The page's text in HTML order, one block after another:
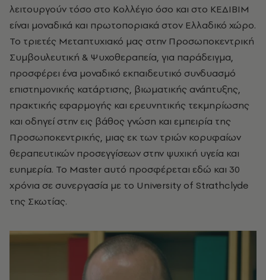
λειτουργούν τόσο στο Κολλέγιο όσο και στο ΚΕΔΙΒΙΜ
είναι μοναδικά και πρωτοποριακά στον Ελλαδικό χώρο.
Το τριετές Μεταπτυχιακό μας στην Προσωποκεντρική
Συμβουλευτική & Ψυχοθεραπεία, για παράδειγμα,
προσφέρει ένα μοναδικό εκπαιδευτικό συνδυασμό
επιστημονικής κατάρτισης, βιωματικής ανάπτυξης,
πρακτικής εφαρμογής και ερευνητικής τεκμηρίωσης
και οδηγεί στην εις βάθος γνώση και εμπειρία της
Προσωποκεντρικής, μιας εκ των τριών κορυφαίων
θεραπευτικών προσεγγίσεων στην ψυχική υγεία και
ευημερία. Το Master αυτό προσφέρεται εδώ και 30
χρόνια σε συνεργασία με το University of Strathclyde
της Σκωτίας.